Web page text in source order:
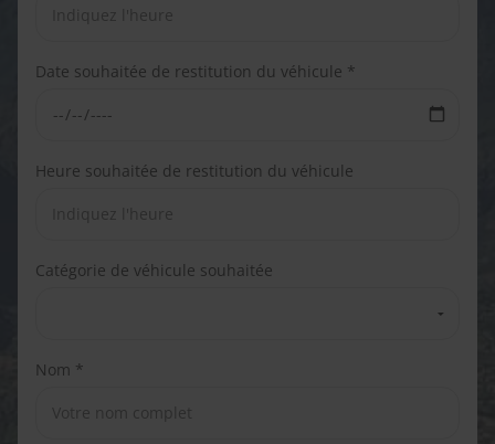
Date souhaitée de restitution du véhicule *
Heure souhaitée de restitution du véhicule
Catégorie de véhicule souhaitée
Nom *